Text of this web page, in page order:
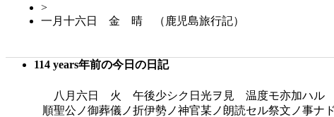
>
一月十六日 金 晴 （鹿児島旅行記）
114 years年前の今日の日記
八月六日 火 午後少シク日光ヲ見 温度モ亦加ハ
順聖公ノ御葬儀ノ折伊勢ノ神官某ノ朗読セル祭文ノ事